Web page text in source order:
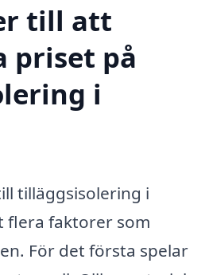
till att
priset på
i
tilläggsisolering i
flera faktorer som
För det första spelar